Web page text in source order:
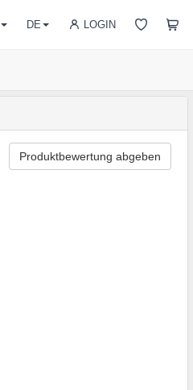
LOGIN
DE
Produktbewertung abgeben